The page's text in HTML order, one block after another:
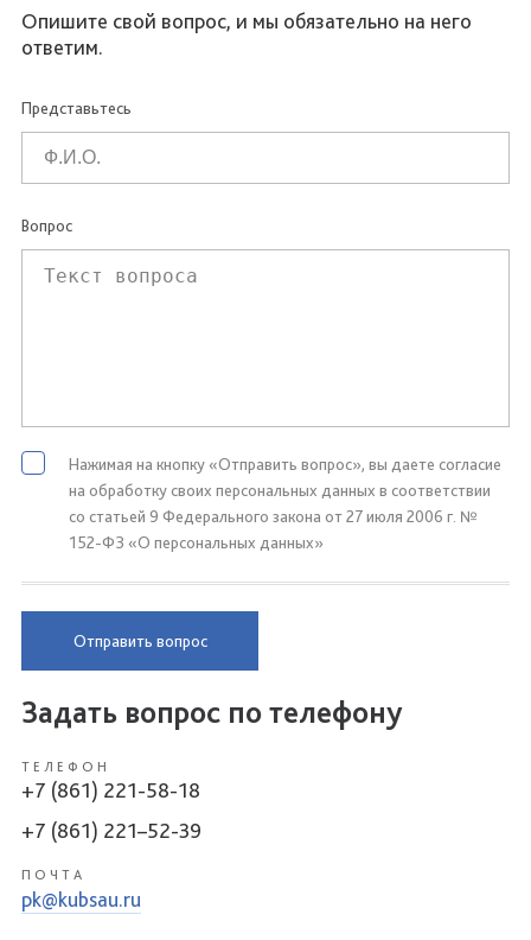
Опишите свой вопрос, и мы обязательно на него
ответим.
Представьтесь
Вопрос
Нажимая на кнопку «Отправить вопрос», вы даете согласие
на обработку своих персональных данных в соответствии
со статьей 9 Федерального закона от 27 июля 2006 г. №
152-ФЗ «О персональных данных»
Отправить вопрос
Задать вопрос по телефону
ТЕЛЕФОН
+7 (861) 221-58-18
+7 (861) 221–52-39
ПОЧТА
pk@kubsau.ru